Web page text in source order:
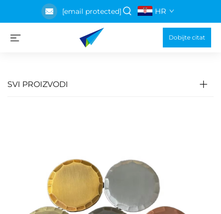
[email protected] HR
Dobijte citat
SVI PROIZVODI